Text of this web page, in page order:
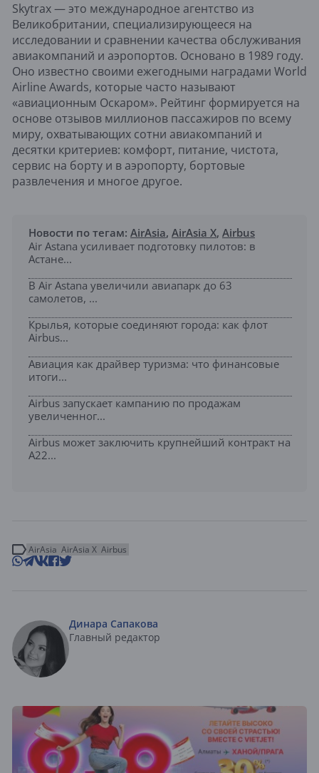
Skytrax — это международное агентство из
Великобритании, специализирующееся на
исследовании и сравнении качества обслуживания
авиакомпаний и аэропортов. Основано в 1989 году.
Оно известно своими ежегодными наградами World
Airline Awards, которые часто называют
«авиационным Оскаром». Рейтинг формируется на
основе отзывов миллионов пассажиров по всему
миру, охватывающих сотни авиакомпаний и
десятки критериев: комфорт, питание, чистота,
сервис на борту и в аэропорту, бортовые
развлечения и многое другое.
Новости по тегам: AirAsia, AirAsia X, Airbus
Air Astana усиливает подготовку пилотов: в
Астане...
В Air Astana увеличили авиапарк до 63
самолетов, ...
Крылья, которые соединяют города: как флот
Airbus...
Авиация как драйвер туризма: что финансовые
итоги...
Airbus запускает кампанию по продажам
увеличенног...
Airbus может заключить крупнейший контракт на
A22...
AirAsia AirAsia X Airbus
Динара Сапакова
Главный редактор